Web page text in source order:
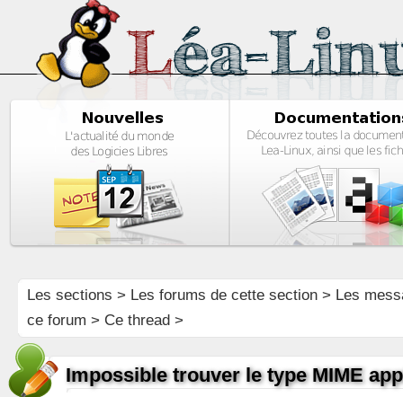
Les sections > Les forums de cette section> Les
ce forum > Ce thread >
Impossible trouver le type MIME